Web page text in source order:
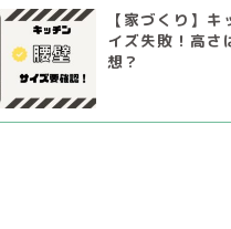
【家づくり】
イズ失敗！高さ
想？